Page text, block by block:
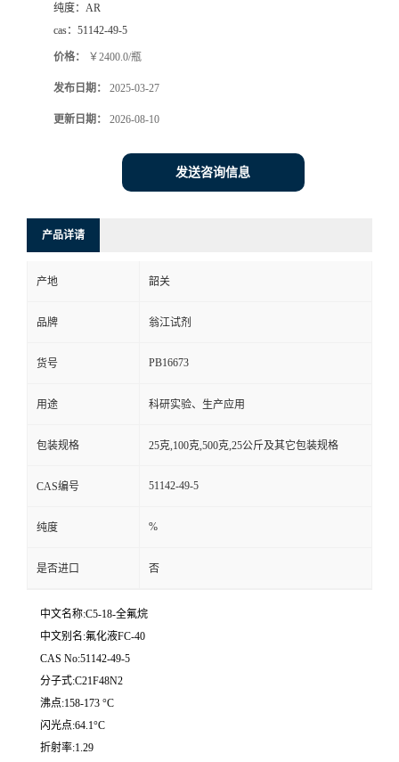
纯度： AR
cas： 51142-49-5
价格： ￥2400.0/瓶
发布日期： 2025-03-27
更新日期： 2026-08-10
发送咨询信息
产品详请
产地 韶关
品牌 翁江试剂
货号 PB16673
用途 科研实验、生产应用
包装规格 25克,100克,500克,25公斤及其它包装规格
CAS编号 51142-49-5
纯度 %
是否进口 否
中文名称:C5-18-全氟烷
中文别名:氟化液FC-40
CAS No:51142-49-5
分子式:C21F48N2
沸点:158-173 °C
闪光点:64.1°C
折射率:1.29